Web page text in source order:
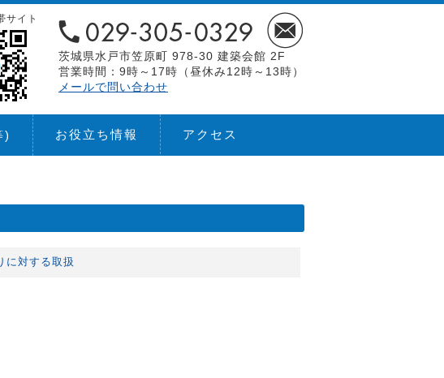
茨城県水戸市笠原町 978-30 建築会館 2F
営業時間：9時～17時（昼休み12時～13時）
メールで問い合わせ
サイト
) お役立ち情報 アクセス
に対する取扱